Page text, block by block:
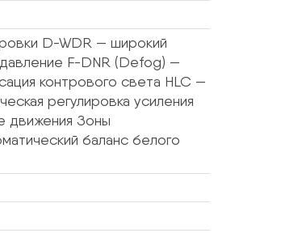
D-WDR — широкий
F-DNR (Defog) —
контрового света HLC —
регулировка усиления
движения Зоны
баланс белого